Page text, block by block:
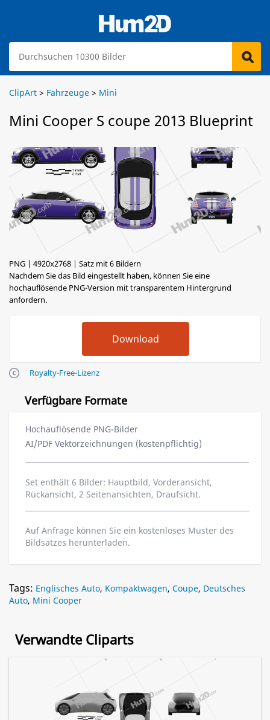
ClipArt > Fahrzeuge > Mini
Mini Cooper S coupe 2013 Blueprint
PNG | 4920x2768 | Satz mit 6 Bildern
Nachdem Sie das Bild eingestellt haben, können Sie eine
hochauflösende PNG-Version mit transparentem Hintergrund
anfordern.
Royalty-Free-Lizenz
Verfügbare Formate
Hochauflösende PNG-Bilder
AI/PDF Vektorzeichnungen (kostenpflichtig)
Set enthält 6 Bilder: Hauptbild, Vorderansicht,
Rückansicht, 2 Seitenansichten, Draufsicht.
Auf Anfrage können Sie ein kostenloses Muster des
Bildsatzes herunterladen.
Tags: Englisches Auto, Kompaktwagen, Coupe, Deutsches
Auto, Mini Cooper
Verwandte Cliparts